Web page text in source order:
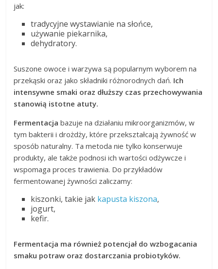
jak:
tradycyjne wystawianie na słońce,
używanie piekarnika,
dehydratory.
Suszone owoce i warzywa są popularnym wyborem na
przekąski oraz jako składniki różnorodnych dań. Ich
intensywne smaki oraz dłuższy czas przechowywania
stanowią istotne atuty.
Fermentacja bazuje na działaniu mikroorganizmów, w
tym bakterii i drożdży, które przekształcają żywność w
sposób naturalny. Ta metoda nie tylko konserwuje
produkty, ale także podnosi ich wartości odżywcze i
wspomaga proces trawienia. Do przykładów
fermentowanej żywności zaliczamy:
kiszonki, takie jak kapusta kiszona,
jogurt,
kefir.
Fermentacja ma również potencjał do wzbogacania
smaku potraw oraz dostarczania probiotyków.